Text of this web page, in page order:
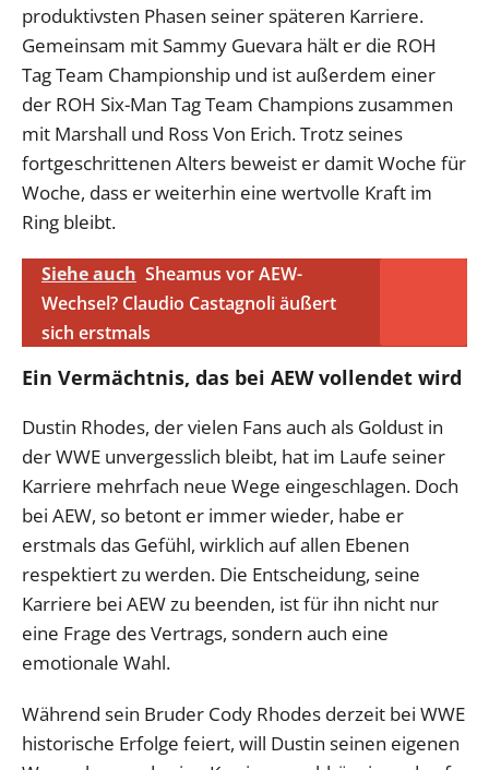
produktivsten Phasen seiner späteren Karriere.
Gemeinsam mit Sammy Guevara hält er die ROH
Tag Team Championship und ist außerdem einer
der ROH Six-Man Tag Team Champions zusammen
mit Marshall und Ross Von Erich. Trotz seines
fortgeschrittenen Alters beweist er damit Woche für
Woche, dass er weiterhin eine wertvolle Kraft im
Ring bleibt.
Siehe auch Sheamus vor AEW-
Wechsel? Claudio Castagnoli äußert
sich erstmals
Ein Vermächtnis, das bei AEW vollendet wird
Dustin Rhodes, der vielen Fans auch als Goldust in
der WWE unvergesslich bleibt, hat im Laufe seiner
Karriere mehrfach neue Wege eingeschlagen. Doch
bei AEW, so betont er immer wieder, habe er
erstmals das Gefühl, wirklich auf allen Ebenen
respektiert zu werden. Die Entscheidung, seine
Karriere bei AEW zu beenden, ist für ihn nicht nur
eine Frage des Vertrags, sondern auch eine
emotionale Wahl.
Während sein Bruder Cody Rhodes derzeit bei WWE
historische Erfolge feiert, will Dustin seinen eigenen